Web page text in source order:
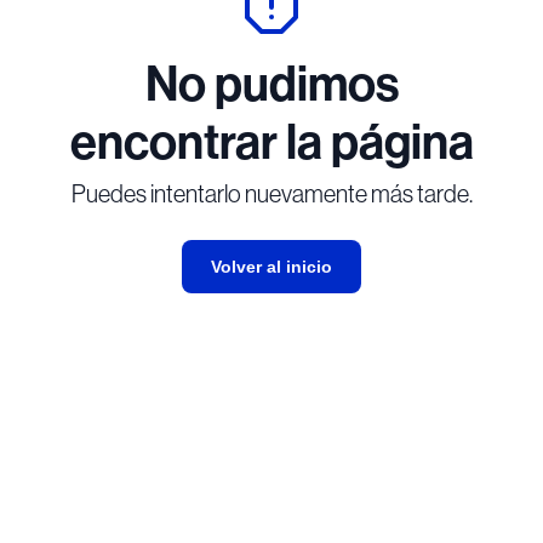
No pudimos
encontrar la página
Puedes intentarlo nuevamente más tarde.
Volver al inicio